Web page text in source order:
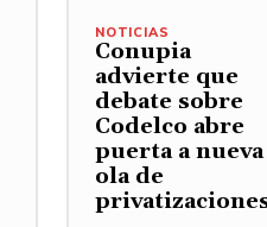
NOTICIAS
Conupia
advierte que
debate sobre
Codelco abre
puerta a nueva
ola de